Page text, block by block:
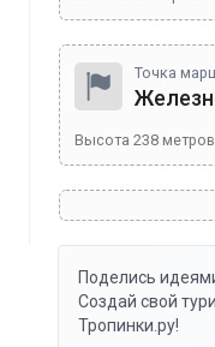
Точка
Высота 238
Поделись
Создай свой
Тропинки.ру!